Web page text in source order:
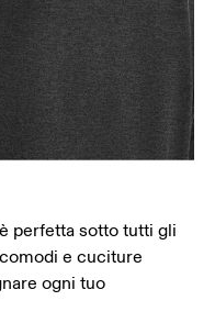
perfetta sotto tutti gli
e cuciture
ogni tuo